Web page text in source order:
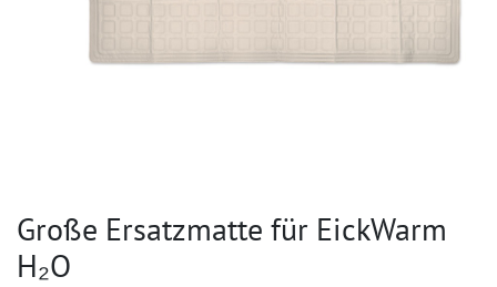
Große Ersatzmatte für EickWarm
H₂O